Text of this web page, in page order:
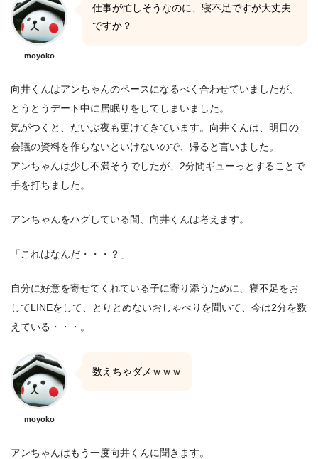
moyoko
仕事が忙しそうなのに、寝不足ですが大丈夫
ですか？
向井くんはアンちゃんのペースになるべく合わせていましたが、
とうとうデート中に居眠りをしてしまいました。
気がつくと、だいぶ夜も更けてきています。向井くんは、明日の
会議の資料を作らないといけないので、帰ると言いました。
アンちゃんは少し不満そうでしたが、2分間ギューっとすることで
手を打ちました。
アンちゃんをハグしている間、向井くんは考えます。
「これはなんだ・・・？」
自分に好意を寄せてくれている子に寄り添うために、寝不足をお
してLINEをして、とりとめないおしゃべりを聞いて、今は2分を数
えている・・・。
moyoko
数えちゃダメｗｗｗ
アンちゃんはもう一度向井くんに聞きます。